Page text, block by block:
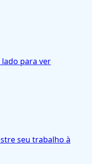
para ver
seu trabalho à